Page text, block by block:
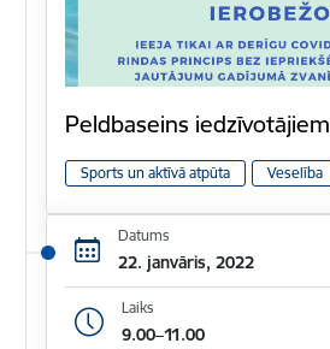
Peldbaseins iedzīvotājiem
Sports un aktīvā atpūta Veselība
Datums
22. janvāris, 2022
Laiks
9.00–11.00